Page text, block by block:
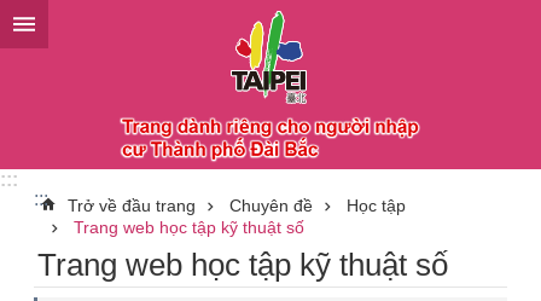
Chuyển đến khối nội dung chính
:::
:::
Trở về đầu trang Chuyên đề
Học tập
Trang web học tập kỹ thuật số
Trang web học tập kỹ thuật số